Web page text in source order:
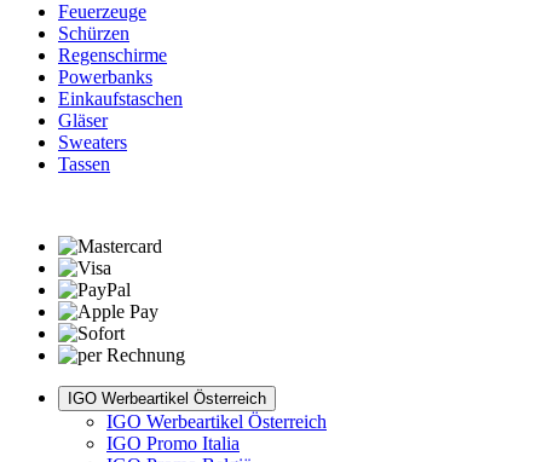
Feuerzeuge
Schürzen
Regenschirme
Powerbanks
Einkaufstaschen
Gläser
Sweaters
Tassen
IGO Werbeartikel Österreich
IGO Werbeartikel Österreich
IGO Promo Italia